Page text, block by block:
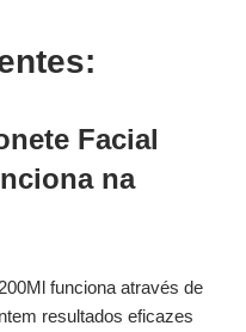
Facial
na
funciona através de
resultados eficazes